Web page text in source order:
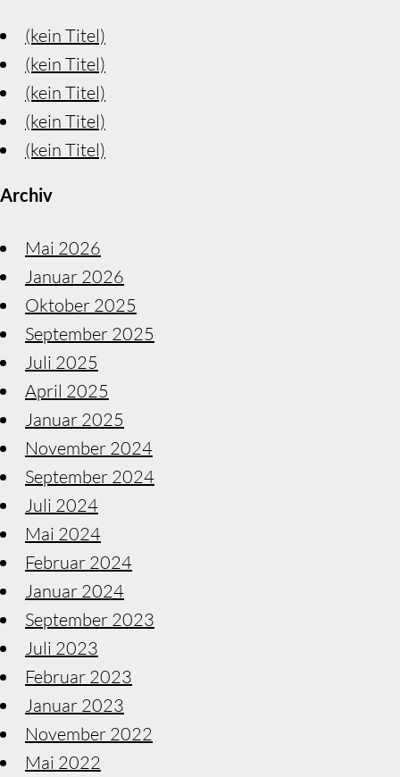
(kein Titel)
(kein Titel)
(kein Titel)
(kein Titel)
(kein Titel)
Archiv
Mai 2026
Januar 2026
Oktober 2025
September 2025
Juli 2025
April 2025
Januar 2025
November 2024
September 2024
Juli 2024
Mai 2024
Februar 2024
Januar 2024
September 2023
Juli 2023
Februar 2023
Januar 2023
November 2022
Mai 2022